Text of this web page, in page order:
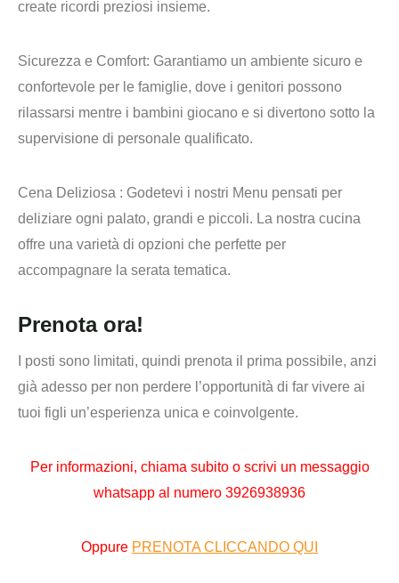
create ricordi preziosi insieme.
Sicurezza e Comfort: Garantiamo un ambiente sicuro e
confortevole per le famiglie, dove i genitori possono
rilassarsi mentre i bambini giocano e si divertono sotto la
supervisione di personale qualificato.
Cena Deliziosa : Godetevi i nostri Menu pensati per
deliziare ogni palato, grandi e piccoli. La nostra cucina
offre una varietà di opzioni che perfette per
accompagnare la serata tematica.
Prenota ora!
I posti sono limitati, quindi prenota il prima possibile, anzi
già adesso per non perdere l’opportunità di far vivere ai
tuoi figli un’esperienza unica e coinvolgente.
Per informazioni, chiama subito o scrivi un messaggio
whatsapp al numero 3926938936
Oppure PRENOTA CLICCANDO QUI